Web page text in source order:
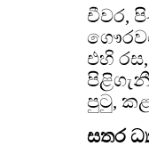
චීවර,
එහි
පුටු,
සතර